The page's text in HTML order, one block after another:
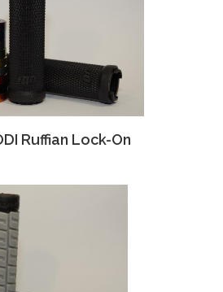
Ruffian Lock-On